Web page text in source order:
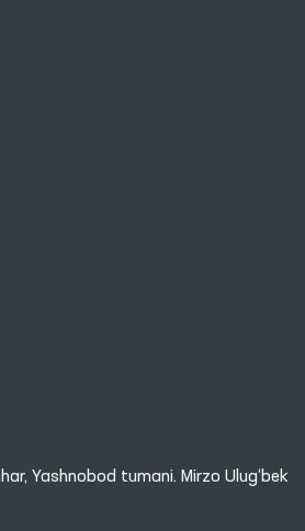
Yashnobod tumani. Mirzo Ulug‘bek